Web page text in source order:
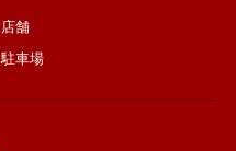
店舗
駐車場